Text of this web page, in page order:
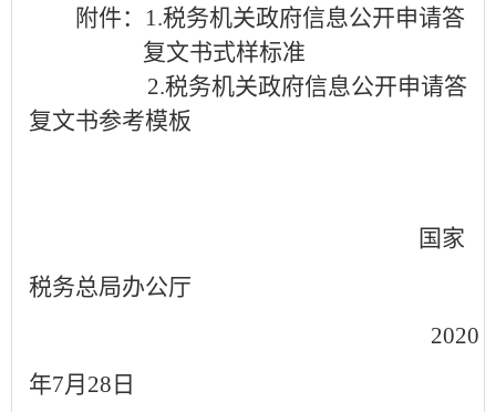
附件： 1.税务机关政府信息公开申请答
复文书式样标准
2.税务机关政府信息公开申请答
复文书参考模板
国家
税务总局办公厅
2020
年7月 28 日